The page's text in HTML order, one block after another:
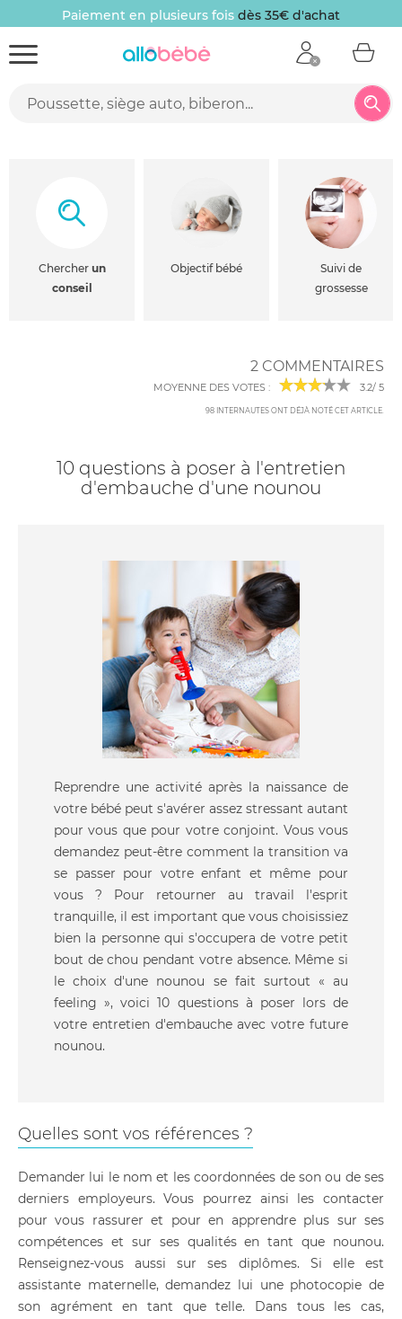
Paiement en plusieurs fois dès 35€ d'achat
Chercher un
conseil
Objectif bébé
Suivi de
grossesse
2 COMMENTAIRES
MOYENNE DES VOTES : 3.2/ 5
98 INTERNAUTES ONT DÉJÀ NOTÉ CET ARTICLE.
10 questions à poser à l'entretien
d'embauche d'une nounou
Reprendre une activité après la naissance de
votre bébé peut s'avérer assez stressant autant
pour vous que pour votre conjoint. Vous vous
demandez peut-être comment la transition va
se passer pour votre enfant et même pour
vous ? Pour retourner au travail l'esprit
tranquille, il est important que vous choisissiez
bien la personne qui s'occupera de votre petit
bout de chou pendant votre absence. Même si
le choix d'une nounou se fait surtout « au
feeling », voici 10 questions à poser lors de
votre entretien d'embauche avec votre future
nounou.
Quelles sont vos références ?
Demander lui le nom et les coordonnées de son ou de ses
derniers employeurs. Vous pourrez ainsi les contacter
pour vous rassurer et pour en apprendre plus sur ses
compétences et sur ses qualités en tant que nounou.
Renseignez-vous aussi sur ses diplômes. Si elle est
assistante maternelle, demandez lui une photocopie de
son agrément en tant que telle. Dans tous les cas,